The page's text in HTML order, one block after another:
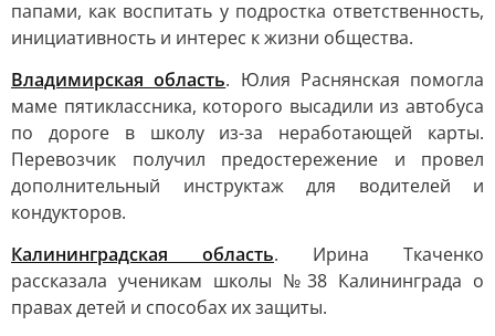
папами, как воспитать у подростка ответственность,
инициативность и интерес к жизни общества.
Владимирская область. Юлия Раснянская помогла
маме пятиклассника, которого высадили из автобуса
по дороге в школу из-за неработающей карты.
Перевозчик получил предостережение и провел
дополнительный инструктаж для водителей и
кондукторов.
Калининградская область. Ирина Ткаченко
рассказала ученикам школы №38 Калининграда о
правах детей и способах их защиты.